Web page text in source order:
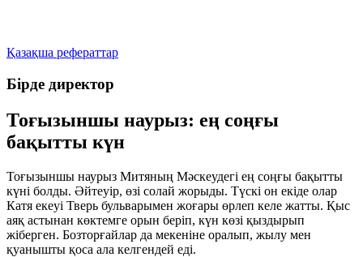
Қазақша рефераттар
Бірде директор
Тоғызыншы наурыз: ең соңғы
бақытты күн
Тоғызыншы наурыз Митяның Мәскеудегі ең соңғы бақытты
күні болды. Әйтеуір, өзі солай жорыды. Түскі он екіде олар
Катя екеуі Тверь бульварымен жоғары өрлеп келе жатты. Қыс
аяқ астынан көктемге орын беріп, күн көзі қыздырып
жіберген. Бозторғайлар да мекеніне оралып, жылу мен
қуанышты қоса ала келгендей еді.